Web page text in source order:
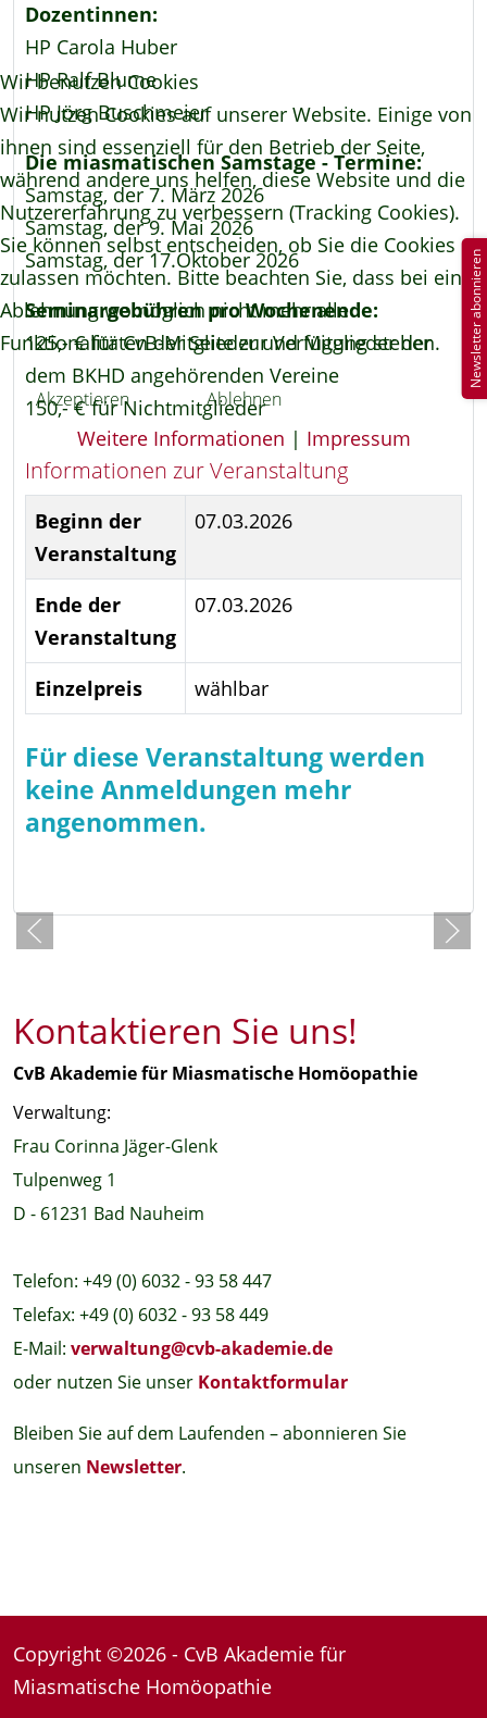
Dozentinnen:
HP Carola Huber
HP Ralf Blume
HP Jörg Buschmeier
Die miasmatischen Samstage - Termine:
Samstag, der 7. März 2026
Samstag, der 9. Mai 2026
Samstag, der 17.Oktober 2026
Seminargebühren pro Wochenende:
125,- € für CvB-Mitglieder und Mitglieder der
dem BKHD angehörenden Vereine
150,- € für Nichtmitglieder
Informationen zur Veranstaltung
Beginn der
Veranstaltung
07.03.2026
Ende der
Veranstaltung
07.03.2026
Einzelpreis wählbar
Für diese Veranstaltung werden
keine Anmeldungen mehr
angenommen.
Kontaktieren Sie uns!
CvB Akademie für Miasmatische Homöopathie
Verwaltung:
Frau Corinna Jäger-Glenk
Tulpenweg 1
D - 61231 Bad Nauheim
Telefon: +49 (0) 6032 - 93 58 447
Telefax: +49 (0) 6032 - 93 58 449
E-Mail: verwaltung@cvb-akademie.de
oder nutzen Sie unser Kontaktformular
Bleiben Sie auf dem Laufenden – abonnieren Sie
unseren Newsletter.
Newsletter abonnieren
Copyright ©2026 - CvB Akademie für
Miasmatische Homöopathie
Wir benutzen Cookies
Wir nutzen Cookies auf unserer Website. Einige von
ihnen sind essenziell für den Betrieb der Seite,
während andere uns helfen, diese Website und die
Nutzererfahrung zu verbessern (Tracking Cookies).
Sie können selbst entscheiden, ob Sie die Cookies
zulassen möchten. Bitte beachten Sie, dass bei einer
Ablehnung womöglich nicht mehr alle
Funktionalitäten der Seite zur Verfügung stehen.
Akzeptieren Ablehnen
Weitere Informationen | Impressum